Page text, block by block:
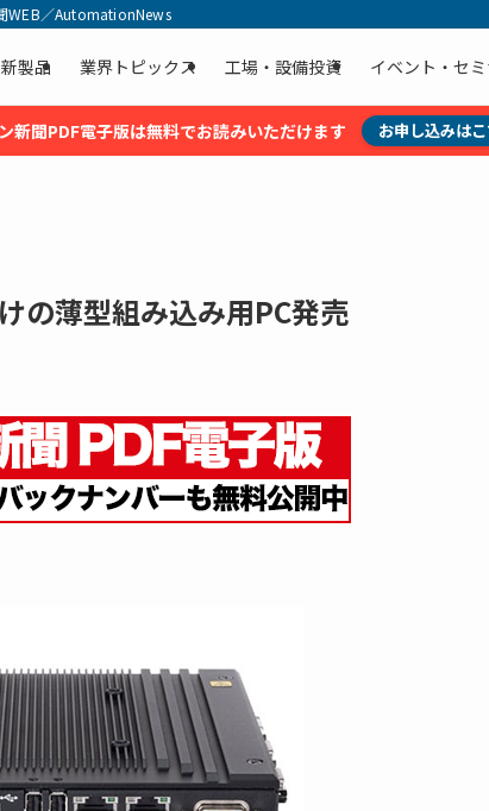
WEB／AutomationNews
新製品 業界トピックス 工場・設備投資 イベント・セ
新聞PDF電子版は無料でお読みいただけます お申し込みは
の薄型組み込み用PC発売